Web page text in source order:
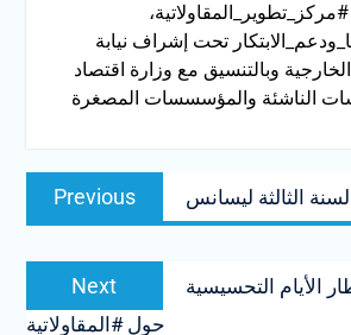
تحت إشراف نيابة
وبالتنسيق مع وزارة اقتصاد
Post
navigation
Previous
Previous
post:
الثالثة لیسانس
Next
post:
الأيام التحسيسية
حول #المقاولاتية